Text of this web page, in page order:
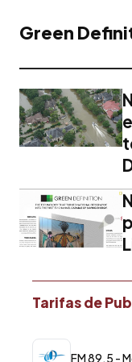
Green
Tarifas de
FM 89.5 -